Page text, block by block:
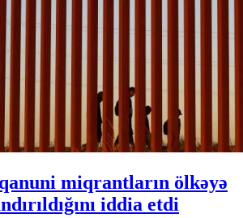
miqrantların ölkəyə
iddia etdi